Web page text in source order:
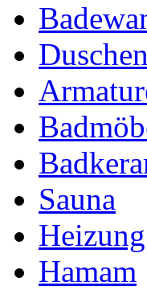
Duschen
Sauna
Heizung
Hamam